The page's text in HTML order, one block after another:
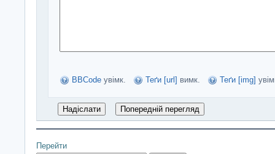
BBCode увімк. Теґи [url] вимк. Теґи [img]
Перейти